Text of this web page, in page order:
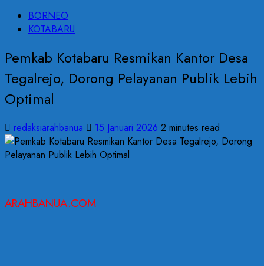
BORNEO
KOTABARU
Pemkab Kotabaru Resmikan Kantor Desa
Tegalrejo, Dorong Pelayanan Publik Lebih
Optimal
redaksiarahbanua 15 Januari 2026 2 minutes read
ARAHBANUA.COM